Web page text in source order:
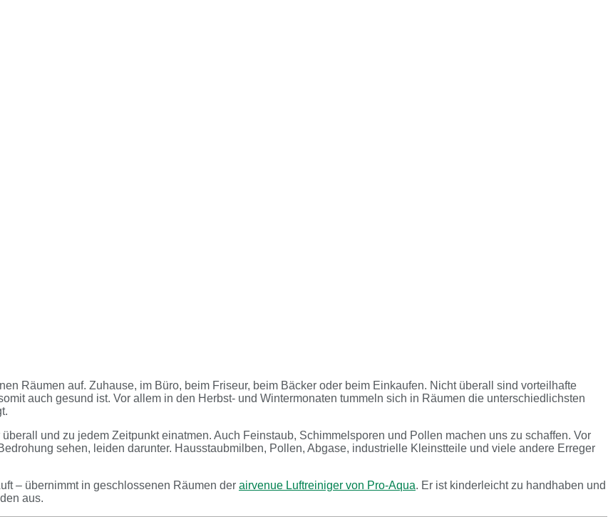
Räumen auf. Zuhause, im Büro, beim Friseur, beim Bäcker oder beim Einkaufen. Nicht überall sind vorteilhafte
auch gesund ist. Vor allem in den Herbst- und Wintermonaten tummeln sich in Räumen die unterschiedlichsten
und zu jedem Zeitpunkt einatmen. Auch Feinstaub, Schimmelsporen und Pollen machen uns zu schaffen. Vor
sehen, leiden darunter. Hausstaubmilben, Pollen, Abgase, industrielle Kleinstteile und viele andere Erreger
– übernimmt in geschlossenen Räumen der airvenue Luftreiniger von Pro-Aqua. Er ist kinderleicht zu handhaben und
aus.